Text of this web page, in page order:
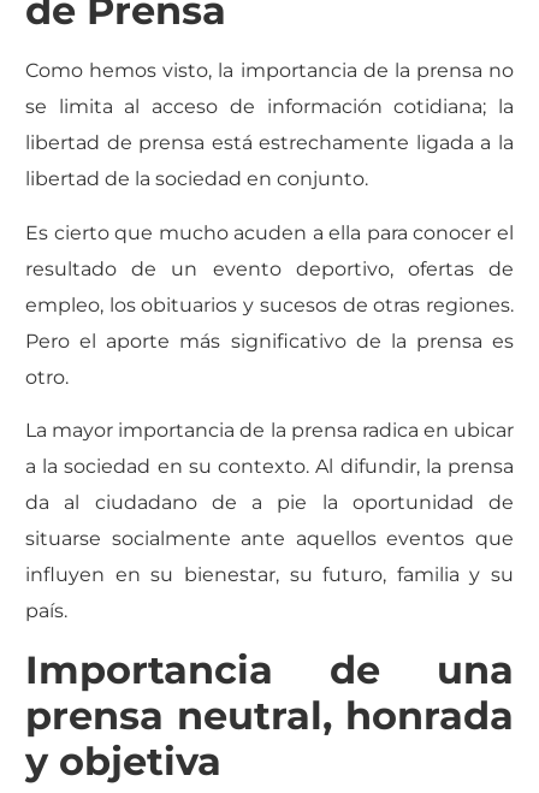
de Prensa
Como hemos visto, la importancia de la prensa no
se limita al acceso de información cotidiana; la
libertad de prensa está estrechamente ligada a la
libertad de la sociedad en conjunto.
Es cierto que mucho acuden a ella para conocer el
resultado de un evento deportivo, ofertas de
empleo, los obituarios y sucesos de otras regiones.
Pero el aporte más significativo de la prensa es
otro.
La mayor importancia de la prensa radica en ubicar
a la sociedad en su contexto. Al difundir, la prensa
da al ciudadano de a pie la oportunidad de
situarse socialmente ante aquellos eventos que
influyen en su bienestar, su futuro, familia y su
país.
Importancia de una
prensa neutral, honrada
y objetiva